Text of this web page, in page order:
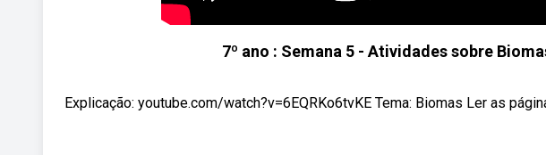
7º ano : Semana 5 - Atividades sobre
Explicação: youtube.com/watch?v=6EQRKo6tvKE Tema: Biomas Ler as